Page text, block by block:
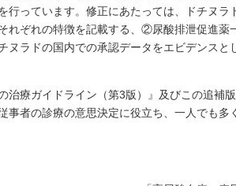
行っています。修正にあたっては、ドチヌ
れぞれの特徴を記載する、②尿酸排泄促進薬
ヌラドの国内での承認データをエビデンスと
治療ガイドライン（第3版）』及びこの追補
事者の診療の意思決定に役立ち、一人でも